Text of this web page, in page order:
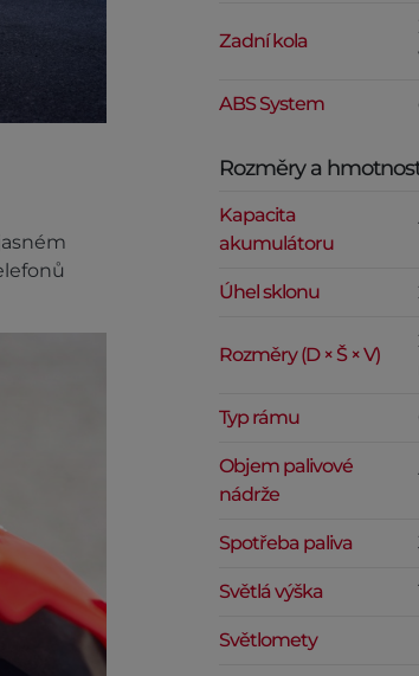
Zadní kola
ABS System
Rozměry a
Kapacita
akumulátoru
Úhel sklonu
Rozměry (D × Š × V)
Typ rámu
Objem palivové
nádrže
Spotřeba paliva
Světlá výška
Světlomety